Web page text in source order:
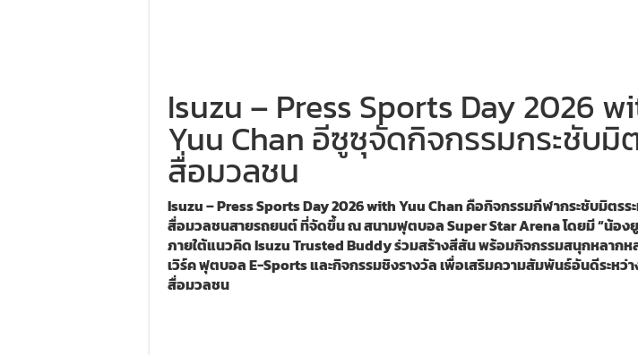
Isuzu – Press Sports Day 2026
Yuu Chan อีซูซุจัดกิจกรรมกระชับมิ
สื่อมวลชน
Isuzu – Press Sports Day 2026 with Yuu Chan คือกิจกรรมกีฬากระชับมิตรร
สื่อมวลชนสายรถยนต์ ที่จัดขึ้น ณ สนามฟุตบอล Super Star Arena โดยมี “น้อง
ภายใต้แนวคิด Isuzu Trusted Buddy ร่วมสร้างสีสัน พร้อมกิจกรรมสนุกหลากห
เวิร์ค ฟุตบอล E-Sports และกิจกรรมชิงรางวัล เพื่อเสริมความสัมพันธ์อันดีระหว่
สื่อมวลชน